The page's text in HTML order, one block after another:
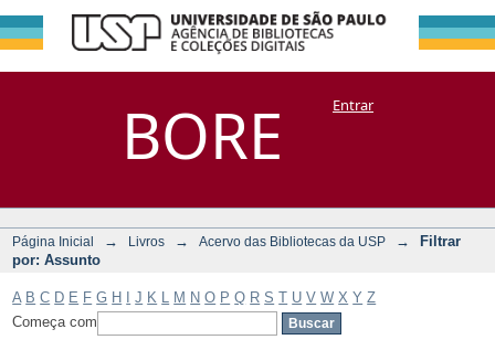
BORE
Filtrar por:
Assunto
DSpace/Manakin + CoriscoEntrar
Página Inicial → Livros → Acervo das Bibliotecas da USP →
Filtrar
por: Assunto
A B C D E F G H J K M N O P Q R S T U V W X Y Z
Começa com